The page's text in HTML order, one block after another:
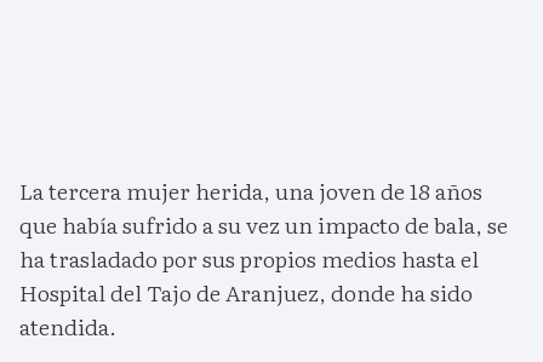
La tercera mujer herida, una joven de 18 años
que había sufrido a su vez un impacto de bala, se
ha trasladado por sus propios medios hasta el
Hospital del Tajo de Aranjuez, donde ha sido
atendida.